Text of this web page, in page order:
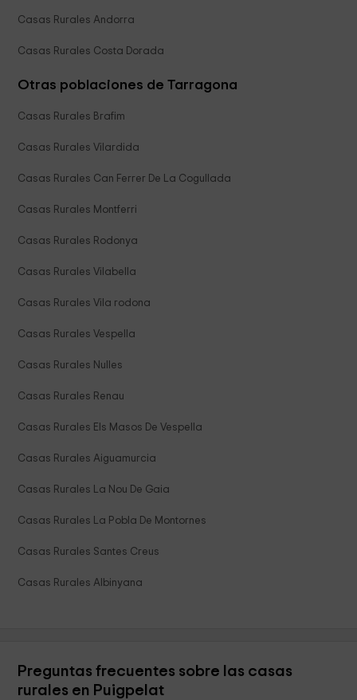
Casas Rurales Andorra
Casas Rurales Costa Dorada
Otras poblaciones de Tarragona
Casas Rurales Brafim
Casas Rurales Vilardida
Casas Rurales Can Ferrer De La Cogullada
Casas Rurales Montferri
Casas Rurales Rodonya
Casas Rurales Vilabella
Casas Rurales Vila rodona
Casas Rurales Vespella
Casas Rurales Nulles
Casas Rurales Renau
Casas Rurales Els Masos De Vespella
Casas Rurales Aiguamurcia
Casas Rurales La Nou De Gaia
Casas Rurales La Pobla De Montornes
Casas Rurales Santes Creus
Casas Rurales Albinyana
Preguntas frecuentes sobre las casas
rurales en Puigpelat